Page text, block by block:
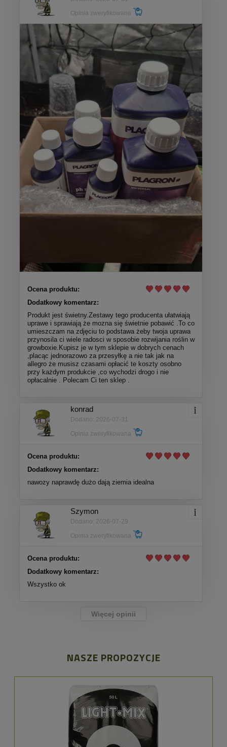
Opinia zweryfikowana
Ocena produktu:
Dodatkowy komentarz:
Produkt jest świetny.Zestawy tego producenta ułatwiają
uprawe i sprawiają że mozna się świetnie pobawić .To co
umieszczam na zdjęciu to podstawa żeby twoja uprawa
przynosila ci wiele radosci w sposobie rozwijania roślin w
growboxie.Kupisz je w tym sklepie w dobrych cenach
,placąc jednorazowo za przesyłkę a nie tak jak na
allegro że musisz czasami opłacić te koszty osobno
przy każdym produkcie ,co wychodzi drogo i nie
opłacalnie . Polecam Ci ten sklep .
konrad
Dodano: 2026-07-31
Opinia zweryfikowana
Ocena produktu:
Dodatkowy komentarz:
nawozy naprawdę dużo dają ziemia idealna
Szymon
Dodano: 2026-07-29
Opinia zweryfikowana
Ocena produktu:
Dodatkowy komentarz:
Wszystko ok
Więcej opinii
NASZE PROPOZYCJE